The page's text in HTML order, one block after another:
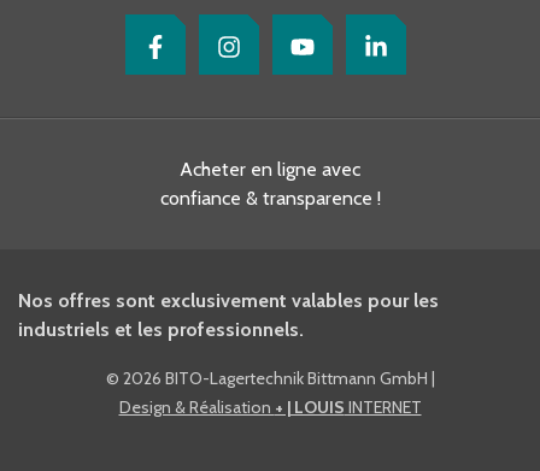
Acheter en ligne avec
confiance & transparence !
Nos offres sont exclusivement valables pour les
industriels et les professionnels.
© 2026 BITO-Lagertechnik Bittmann GmbH |
Design & Réalisation + | LOUIS INTERNET